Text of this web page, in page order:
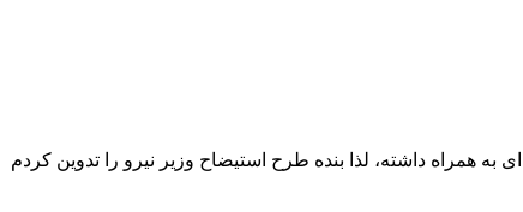
همراه داشته، لذا بنده طرح استیضاح وزیر نیرو را تدوین کردم